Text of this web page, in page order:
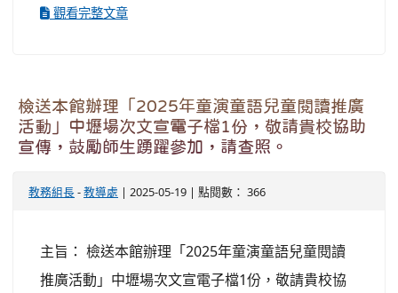
觀看完整文章
檢送本館辦理「2025年童演童語兒童閱讀推廣
活動」中壢場次文宣電子檔1份，敬請貴校協助
宣傳，鼓勵師生踴躍參加，請查照。
教務組長-教導處 | 2025-05-19 | 點閱數： 366
主旨： 檢送本館辦理「2025年童演童語兒童閱讀
推廣活動」中壢場次文宣電子檔1份，敬請貴校協